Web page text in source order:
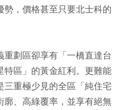
，價格甚至只要北士科的
劃區卻享有「一橋直達台
特區」的黃金紅利。更難能
重極少見的全區「純住宅
廓、高綠覆率，並享有絕無